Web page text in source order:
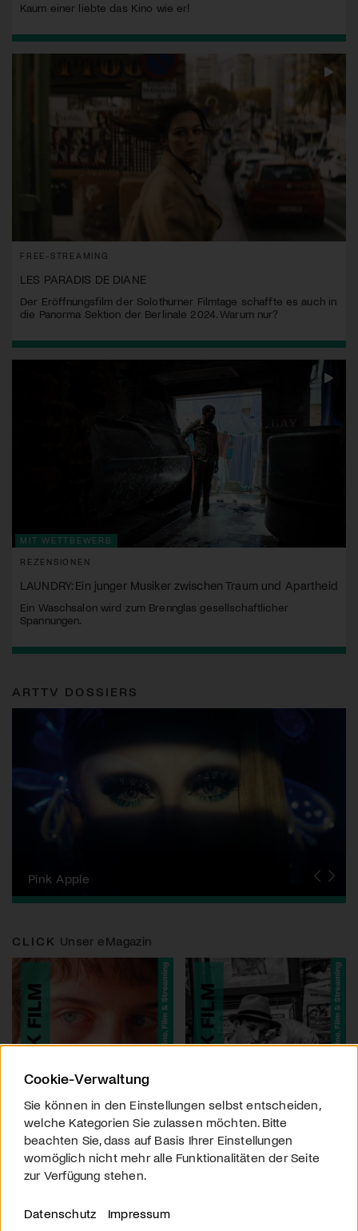
Kaum einer liebte das Kino wie er!
FREE-STREAMING
LES PARADIS DE DIANE
Der Eröffnungsfilm der Solothurner Filmtage schaffte es auch in
die Panorma Sektion der Berlinale 2024. Warum nur?
MIT WETTBEWERB
REZENSIONEN
LAUNDRY: Ein junger Musiker zwischen Traum und Apartheid
Ein Waschsalon wird zum Brennglas gesellschaftlicher
Spannungen.
ARTTV DOSSIERS
Zurich Film Festival
Pink Apple
Locarno Film Festival
Human Rights Film Festival Zurich
Yesh! Neues aus der jüdischen Filmwelt
Neuchâtel International Fantastic Film Festival
Visions du Réel
Berlinale
Solothurner Filmtage
Geneva International Film Festival
CLICK Unser eMagazin
Cookie-Verwaltung
Sie können in den Einstellungen selbst entscheiden,
welche Kategorien Sie zulassen möchten. Bitte
beachten Sie, dass auf Basis Ihrer Einstellungen
womöglich nicht mehr alle Funktionalitäten der Seite
zur Verfügung stehen.
Datenschutz Impressum